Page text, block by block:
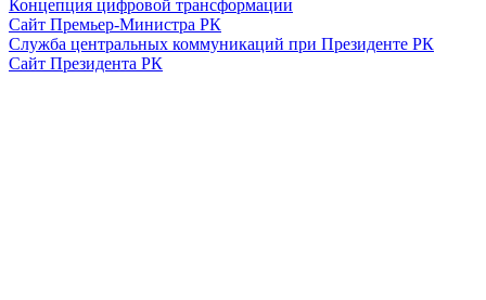
Концепция цифровой трансформации
Сайт Премьер-Министра РК
Служба центральных коммуникаций при Президенте РК
Сайт Президента РК